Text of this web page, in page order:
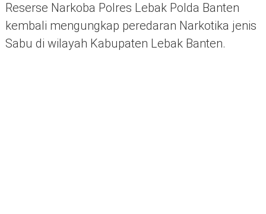
Reserse Narkoba Polres Lebak Polda Banten
kembali mengungkap peredaran Narkotika jenis
Sabu di wilayah Kabupaten Lebak Banten.